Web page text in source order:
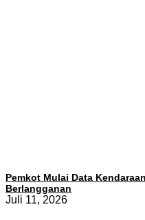
Pemkot Mulai Data
Berlangganan
Juli 11, 2026